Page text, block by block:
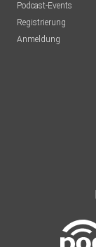
Podcast-Events
Registrierung
Anmeldung